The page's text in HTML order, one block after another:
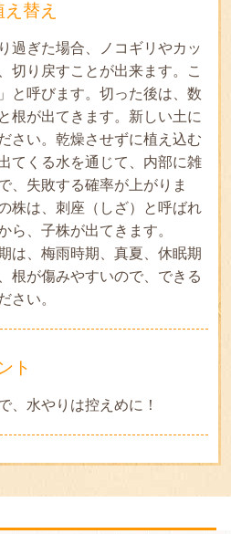
替え
過ぎた場合、ノコギリやカッ
切り戻すことが出来ます。こ
と呼びます。切った後は、数
根が出てきます。新しい土に
さい。乾燥させずに植え込む
てくる水を通じて、内部に雑
、失敗する確率が上がりま
株は、刺座（しざ）と呼ばれ
ら、子株が出てきます。
は、梅雨時期、真夏、休眠期
根が傷みやすいので、できる
さい。
ト
、水やりは控えめに！